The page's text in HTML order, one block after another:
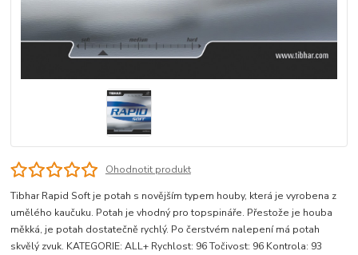
Ohodnotit produkt
Tibhar Rapid Soft je potah s novějším typem houby, která je vyrobena z
umělého kaučuku. Potah je vhodný pro topspináře. Přestože je houba
měkká, je potah dostatečně rychlý. Po čerstvém nalepení má potah
skvělý zvuk. KATEGORIE: ALL+ Rychlost: 96 Točivost: 96 Kontrola: 93